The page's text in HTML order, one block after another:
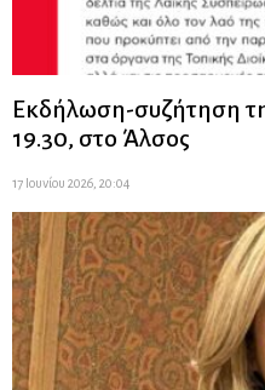
Εκδήλωση-συζήτηση
19.30, στο Άλσος
17 Ιουνίου 2026, 20:04